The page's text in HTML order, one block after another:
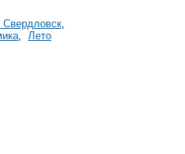
Свердловск,
, Лето